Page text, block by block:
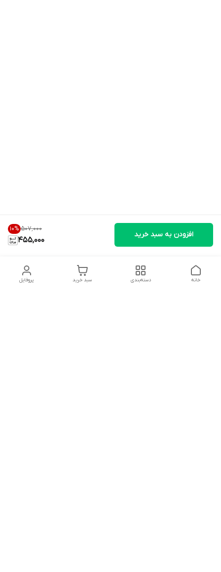
۵۰۷٬۰۰۰ 10%
455,000
افزودن به سبد خرید
پروفایل سبد خرید دسته‌بندی خانه